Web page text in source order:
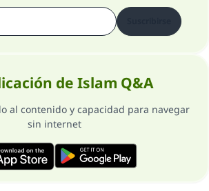
de Islam Q&A
al contenido y capacidad para navegar
sin internet